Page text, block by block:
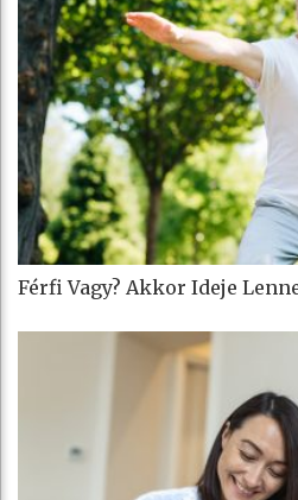
Férfi Vagy? Akkor Ideje